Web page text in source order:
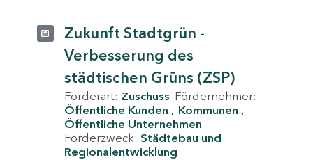
Zukunft Stadtgrün -
Verbesserung des
städtischen Grüns (ZSP)
Förderart: Zuschuss Fördernehmer:
Öffentliche Kunden
Kommunen
Öffentliche Unternehmen
Förderzweck: Städtebau und
Regionalentwicklung